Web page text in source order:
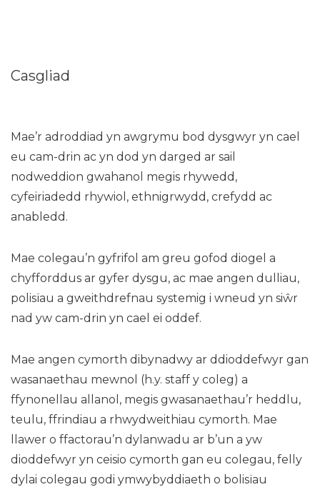
Casgliad
Mae’r adroddiad yn awgrymu bod dysgwyr yn cael
eu cam-drin ac yn dod yn darged ar sail
nodweddion gwahanol megis rhywedd,
cyfeiriadedd rhywiol, ethnigrwydd, crefydd ac
anabledd.
Mae colegau’n gyfrifol am greu gofod diogel a
chyfforddus ar gyfer dysgu, ac mae angen dulliau,
polisïau a gweithdrefnau systemig i wneud yn siŵr
nad yw cam-drin yn cael ei oddef.
Mae angen cymorth dibynadwy ar ddioddefwyr gan
wasanaethau mewnol (h.y. staff y coleg) a
ffynonellau allanol, megis gwasanaethau’r heddlu,
teulu, ffrindiau a rhwydweithiau cymorth. Mae
llawer o ffactorau’n dylanwadu ar b’un a yw
dioddefwyr yn ceisio cymorth gan eu colegau, felly
dylai colegau godi ymwybyddiaeth o bolisïau